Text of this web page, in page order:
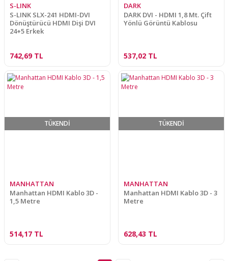
S-LINK
S-LINK SLX-241 HDMI-DVI
Dönüştürücü HDMI Dişi DVI
24+5 Erkek
742,69 TL
DARK
DARK DVI - HDMI 1,8 Mt. Çift
Yönlü Görüntü Kablosu
537,02 TL
TÜKENDİ
MANHATTAN
Manhattan HDMI Kablo 3D -
1,5 Metre
514,17 TL
TÜKENDİ
MANHATTAN
Manhattan HDMI Kablo 3D - 3
Metre
628,43 TL